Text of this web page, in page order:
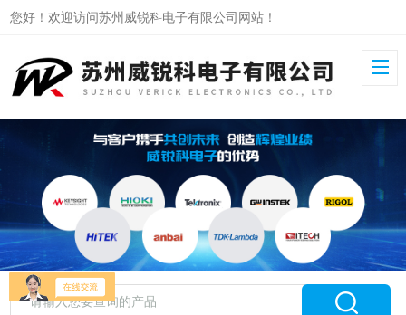
您好！欢迎访问苏州威锐科电子有限公司网站！